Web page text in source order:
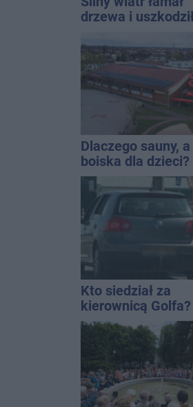
drzewa i
ostrzeżeń
Dlaczego sauny,
boiska dla dzieci?
Ratusz odpowiada
Kto siedział za
kierownicą Golfa?
Kierowca zbiegł